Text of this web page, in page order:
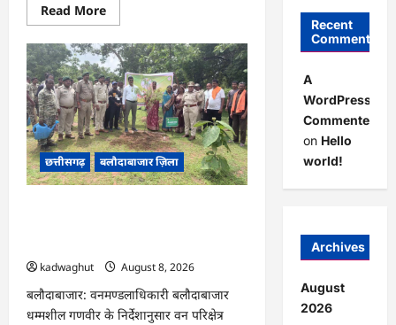
Read MoreRead
more
CG
:
कलेक्टर
ने
ग्राम
सुंदरा
पटवारी
कार्यालय
का
किया
आकस्मिक
निरीक्षण
छत्तीसगढ़ बलौदाबाजार ज़िला
kadwaghut
August 8, 2026
बलौदाबाजार: वनमण्डलाधिकारी बलौदाबाजार
धम्मशील गणवीर के निर्देशानुसार वन परिक्षेत्र
Recent
Comments
A
WordPress
Commenter
on Hello
world!
Archives
August
2026